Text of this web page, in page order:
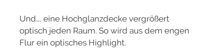
Und…. eine Hochglanzdecke vergrößert
optisch jeden Raum. So wird aus dem engen
Flur ein optisches Highlight.